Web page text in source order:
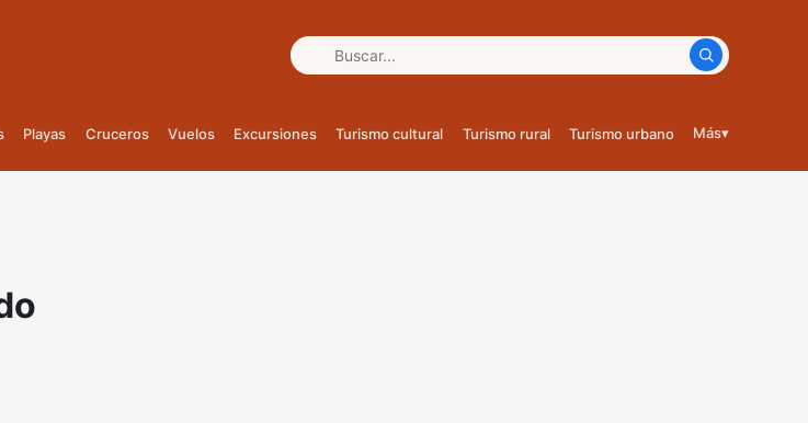
Buscar:
Playas Cruceros Vuelos Excursiones Turismo cultural Turismo rural Turismo urbano Más▾